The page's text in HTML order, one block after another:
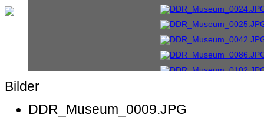
Bilder
DDR_Museum_0009.JPG